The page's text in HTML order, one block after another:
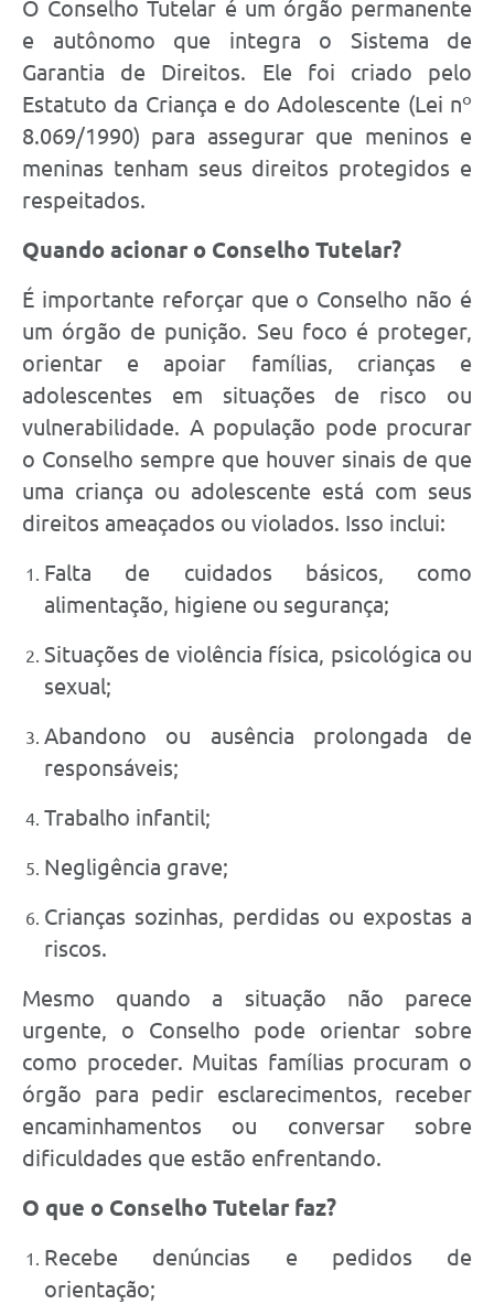
O Conselho Tutelar é um órgão permanente
e autônomo que integra o Sistema de
Garantia de Direitos. Ele foi criado pelo
Estatuto da Criança e do Adolescente (Lei nº
8.069/1990) para assegurar que meninos e
meninas tenham seus direitos protegidos e
respeitados.
Quando acionar o Conselho Tutelar?
É importante reforçar que o Conselho não é
um órgão de punição. Seu foco é proteger,
orientar e apoiar famílias, crianças e
adolescentes em situações de risco ou
vulnerabilidade. A população pode procurar
o Conselho sempre que houver sinais de que
uma criança ou adolescente está com seus
direitos ameaçados ou violados. Isso inclui:
Falta de cuidados básicos, como
alimentação, higiene ou segurança;
Situações de violência física, psicológica ou
sexual;
Abandono ou ausência prolongada de
responsáveis;
Trabalho infantil;
Negligência grave;
Crianças sozinhas, perdidas ou expostas a
riscos.
Mesmo quando a situação não parece
urgente, o Conselho pode orientar sobre
como proceder. Muitas famílias procuram o
órgão para pedir esclarecimentos, receber
encaminhamentos ou conversar sobre
dificuldades que estão enfrentando.
O que o Conselho Tutelar faz?
Recebe denúncias e pedidos de
orientação;